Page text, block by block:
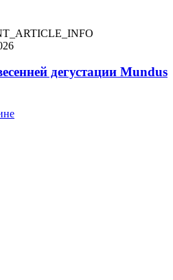
дегустации Mundus